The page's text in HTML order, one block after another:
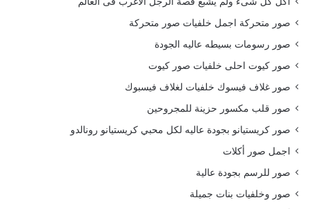
صور متحركة اجمل خلفيات صور متحركة
صور رسومات بسيطه عاليه الجودة
صور كيوت احلى خلفيات صور كيوت
صور غلاف فيسوك خلفيات لغلاف فيسبوك
صور قلب مكسور حزينة للمجروحين
صور كريستيانو بجودة عاليه لكل محبي كريستيانو رونالدو
اجمل صور أكلات
صور للرسم بجودة عالية
صور وخلفيات بنات جميلة